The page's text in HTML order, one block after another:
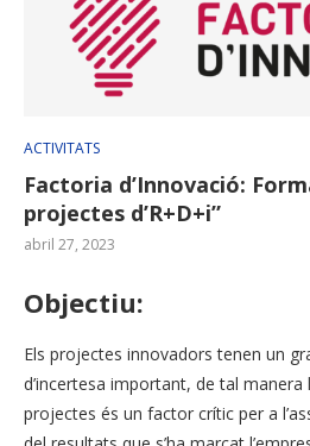
ACTIVITATS
Factoria d’Innovació:
projectes d’R+D+i”
abril 27, 2023
Objectiu:
Els projectes innovadors tenen un
d’incertesa important, de tal manera
projectes és un factor crític per a